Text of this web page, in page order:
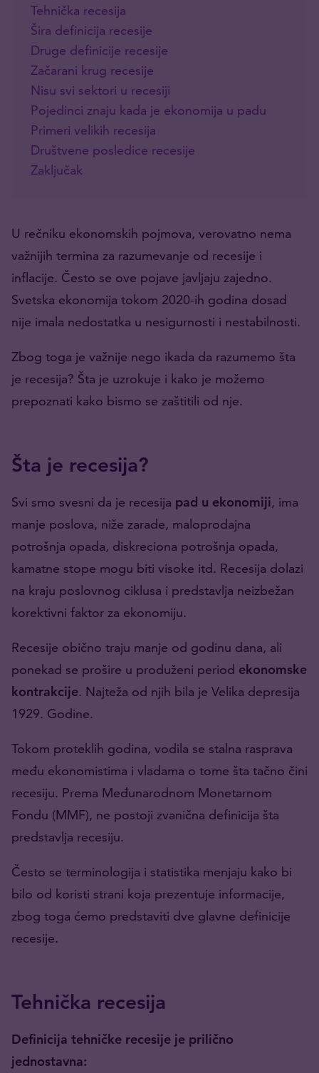
Tehnička recesija
Šira definicija recesije
Druge definicije recesije
Začarani krug recesije
Nisu svi sektori u recesiji
Pojedinci znaju kada je ekonomija u padu
Primeri velikih recesija
Društvene posledice recesije
Zaključak
U rečniku ekonomskih pojmova, verovatno nema
važnijih termina za razumevanje od recesije i
inflacije. Često se ove pojave javljaju zajedno.
Svetska ekonomija tokom 2020-ih godina dosad
nije imala nedostatka u nesigurnosti i nestabilnosti.
Zbog toga je važnije nego ikada da razumemo šta
je recesija? Šta je uzrokuje i kako je možemo
prepoznati kako bismo se zaštitili od nje.
Šta je recesija?
Svi smo svesni da je recesija pad u ekonomiji, ima
manje poslova, niže zarade, maloprodajna
potrošnja opada, diskreciona potrošnja opada,
kamatne stope mogu biti visoke itd. Recesija dolazi
na kraju poslovnog ciklusa i predstavlja neizbežan
korektivni faktor za ekonomiju.
Recesije obično traju manje od godinu dana, ali
ponekad se prošire u produženi period ekonomske
kontrakcije. Najteža od njih bila je Velika depresija
1929. Godine.
Tokom proteklih godina, vodila se stalna rasprava
među ekonomistima i vladama o tome šta tačno čini
recesiju. Prema Međunarodnom Monetarnom
Fondu (MMF), ne postoji zvanična definicija šta
predstavlja recesiju.
Često se terminologija i statistika menjaju kako bi
bilo od koristi strani koja prezentuje informacije,
zbog toga ćemo predstaviti dve glavne definicije
recesije.
Tehnička recesija
Definicija tehničke recesije je prilično
jednostavna: